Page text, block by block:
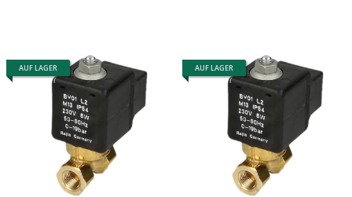
AUF LAGER AUF LAGER